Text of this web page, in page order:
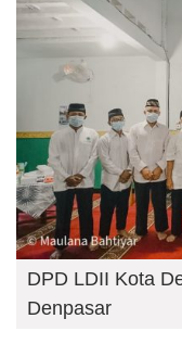
DPD LDII Kota
Denpasar